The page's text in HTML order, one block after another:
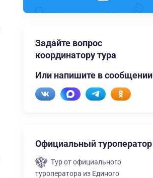
Задайте вопрос
координатору тура
Или напишите в сообщении
Официальный туроператор
Тур от официального
туроператора из Единого